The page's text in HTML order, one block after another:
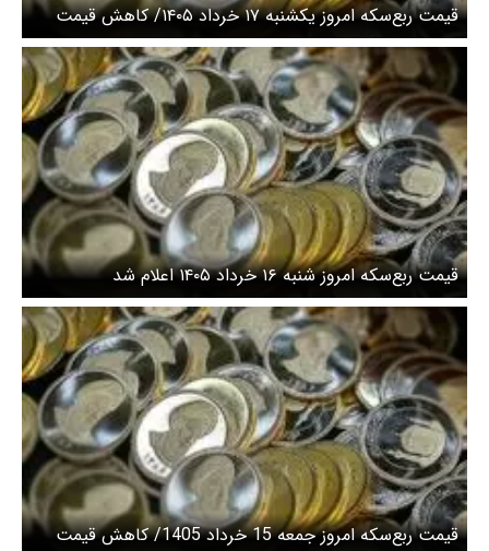
قیمت ربع‌سکه امروز یکشنبه ۱۷ خرداد ۱۴۰۵/ کاهش قیمت
سکه
قیمت ربع‌سکه امروز شنبه ۱۶ خرداد ۱۴۰۵ اعلام شد
قیمت ربع‌سکه امروز جمعه 15 خرداد 1405/ کاهش قیمت